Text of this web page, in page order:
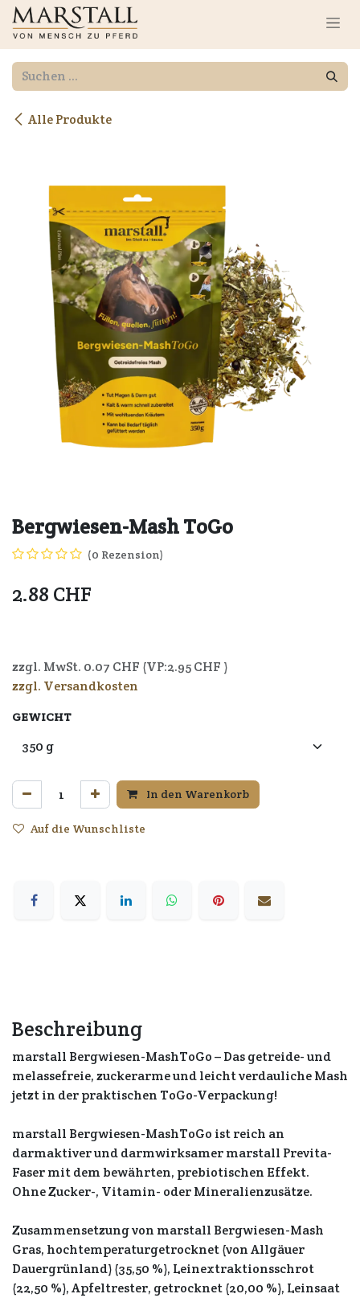
Zum Inhalt springen
Alle Produkte
Bergwiesen-Mash ToGo
(0 Rezension)
2.88 CHF
zzgl. MwSt. 0.07 CHF (VP:2.95CHF )
zzgl. Versandkosten
GEWICHT
In den Warenkorb
Auf die Wunschliste
Beschreibung
marstall Bergwiesen-MashToGo – Das getreide- und
melassefreie, zuckerarme und leicht verdauliche Mash
jetzt in der praktischen ToGo-Verpackung!
marstall Bergwiesen-MashToGo ist reich an
darmaktiver und darmwirksamer marstall Previta-
Faser mit dem bewährten, prebiotischen Effekt.
Ohne Zucker-, Vitamin- oder Mineralienzusätze.
Zusammensetzung von marstall Bergwiesen-Mash
Gras, hochtemperaturgetrocknet (von Allgäuer
Dauergrünland) (35,50 %), Leinextraktionsschrot
(22,50 %), Apfeltrester, getrocknet (20,00 %), Leinsaat